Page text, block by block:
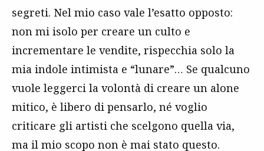
segreti. Nel mio caso vale l’esatto opposto:
non mi isolo per creare un culto e
incrementare le vendite, rispecchia solo la
mia indole intimista e “lunare”… Se qualcuno
vuole leggerci la volontà di creare un alone
mitico, è libero di pensarlo, né voglio
criticare gli artisti che scelgono quella via,
ma il mio scopo non è mai stato questo.